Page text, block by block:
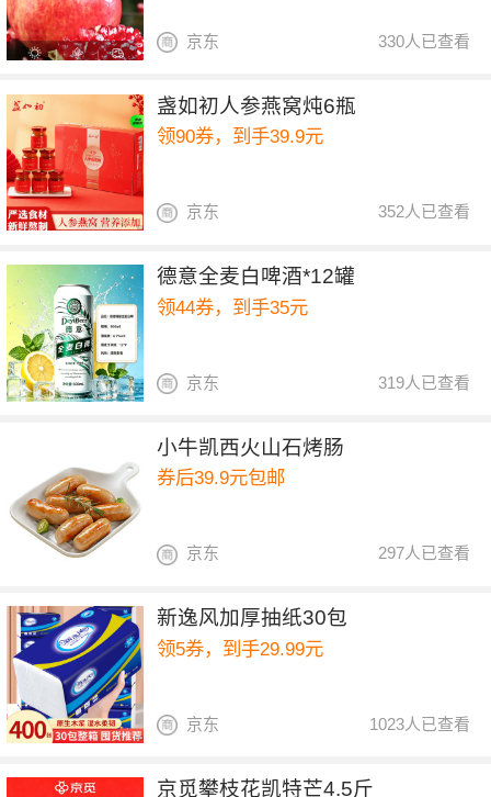
330人已查看
京东
盏如初人参燕窝炖6瓶
领90券，到手39.9元
352人已查看
京东
德意全麦白啤酒*12罐
领44券，到手35元
319人已查看
京东
小牛凯西火山石烤肠
券后39.9元包邮
297人已查看
京东
新逸风加厚抽纸30包
领5券，到手29.99元
1023人已查看
京东
京觅攀枝花凯特芒4.5斤